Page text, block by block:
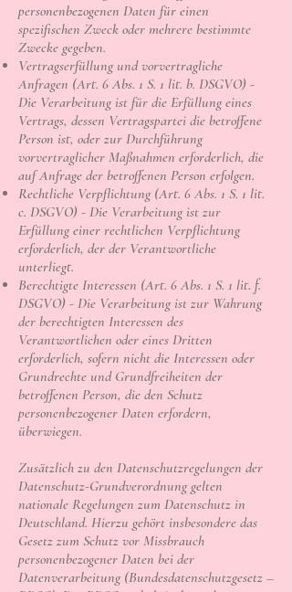
personenbezogenen Daten für einen
spezifischen Zweck oder mehrere bestimmte
Zwecke gegeben.
Vertragserfüllung und vorvertragliche
Anfragen (Art. 6 Abs. 1 S. 1 lit. b. DSGVO) -
Die Verarbeitung ist für die Erfüllung eines
Vertrags, dessen Vertragspartei die betroffene
Person ist, oder zur Durchführung
vorvertraglicher Maßnahmen erforderlich, die
auf Anfrage der betroffenen Person erfolgen.
Rechtliche Verpflichtung (Art. 6 Abs. 1 S. 1 lit.
c. DSGVO) - Die Verarbeitung ist zur
Erfüllung einer rechtlichen Verpflichtung
erforderlich, der der Verantwortliche
unterliegt.
Berechtigte Interessen (Art. 6 Abs. 1 S. 1 lit. f.
DSGVO) - Die Verarbeitung ist zur Wahrung
der berechtigten Interessen des
Verantwortlichen oder eines Dritten
erforderlich, sofern nicht die Interessen oder
Grundrechte und Grundfreiheiten der
betroffenen Person, die den Schutz
personenbezogener Daten erfordern,
überwiegen.
Zusätzlich zu den Datenschutzregelungen der
Datenschutz-Grundverordnung gelten
nationale Regelungen zum Datenschutz in
Deutschland. Hierzu gehört insbesondere das
Gesetz zum Schutz vor Missbrauch
personenbezogener Daten bei der
Datenverarbeitung (Bundesdatenschutzgesetz –